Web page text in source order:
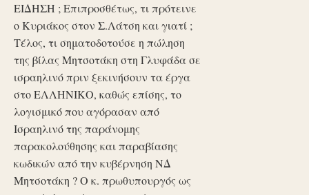
ΕΙΔΗΣΗ ; Επιπροσθέτως, τι πρότεινε
ο Κυριάκος στον Σ.Λάτση και γιατί ;
Τέλος, τι σηματοδοτούσε η πώληση
της βίλας Μητσοτάκη στη Γλυφάδα σε
ισραηλινό πριν ξεκινήσουν τα έργα
στο ΕΛΛΗΝΙΚΟ, καθώς επίσης, το
λογισμικό που αγόρασαν από
Ισραηλινό της παράνομης
παρακολούθησης και παραβίασης
κωδικών από την κυβέρνηση ΝΔ
Μητσοτάκη ? Ο κ. πρωθυπουργός ως